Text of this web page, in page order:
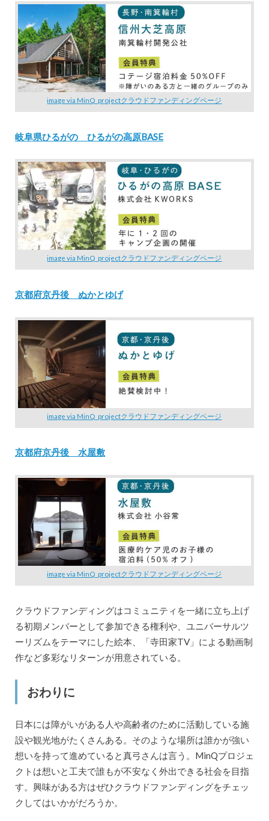
image via MinQ_projectクラウドファンディングページ
岐阜県ひるがの ひるがの高原BASE
image via MinQ_projectクラウドファンディングページ
京都府京丹後 ぬかとゆげ
image via MinQ_projectクラウドファンディングページ
京都府京丹後 水屋敷
image via MinQ_projectクラウドファンディングページ
クラウドファンディングはコミュニティを一緒に立ち上げ
る初期メンバーとして参加できる権利や、ユニバーサルツ
ーリズムをテーマにした絵本、「寺田家TV」による動画制
作など多彩なリターンが用意されている。
おわりに
日本には障がいがある人や高齢者のために活動している施
設や観光地がたくさんある。そのような場所は誰かが強い
想いを持って進めていると真弓さんは言う。MinQプロジェ
クトは想いと工夫で誰もが不安なく外出できる社会を目指
す。興味がある方はぜひクラウドファンディングをチェッ
クしてはいかがだろうか。